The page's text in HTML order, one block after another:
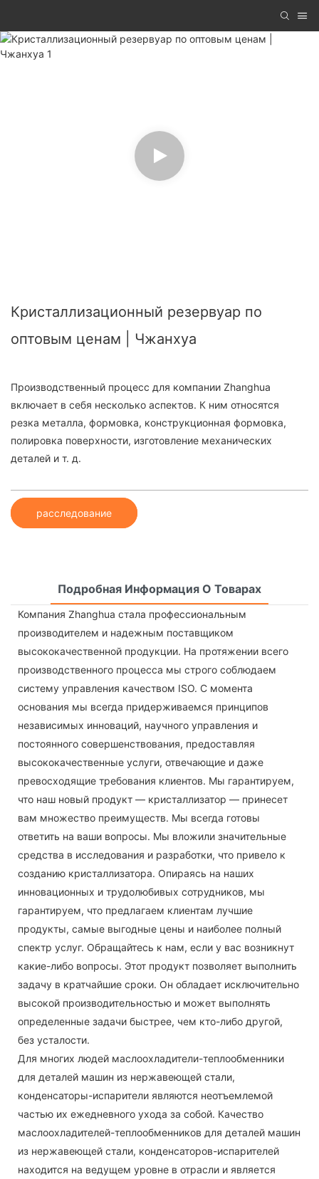
Кристаллизационный резервуар по
оптовым ценам | Чжанхуа
Производственный процесс для компании Zhanghua
включает в себя несколько аспектов. К ним относятся
резка металла, формовка, конструкционная формовка,
полировка поверхности, изготовление механических
деталей и т. д.
расследование
Подробная Информация О Товарах
Компания Zhanghua стала профессиональным
производителем и надежным поставщиком
высококачественной продукции. На протяжении всего
производственного процесса мы строго соблюдаем
систему управления качеством ISO. С момента
основания мы всегда придерживаемся принципов
независимых инноваций, научного управления и
постоянного совершенствования, предоставляя
высококачественные услуги, отвечающие и даже
превосходящие требования клиентов. Мы гарантируем,
что наш новый продукт — кристаллизатор — принесет
вам множество преимуществ. Мы всегда готовы
ответить на ваши вопросы. Мы вложили значительные
средства в исследования и разработки, что привело к
созданию кристаллизатора. Опираясь на наших
инновационных и трудолюбивых сотрудников, мы
гарантируем, что предлагаем клиентам лучшие
продукты, самые выгодные цены и наиболее полный
спектр услуг. Обращайтесь к нам, если у вас возникнут
какие-либо вопросы. Этот продукт позволяет выполнить
задачу в кратчайшие сроки. Он обладает исключительно
высокой производительностью и может выполнять
определенные задачи быстрее, чем кто-либо другой,
без усталости.
Для многих людей маслоохладители-теплообменники
для деталей машин из нержавеющей стали,
конденсаторы-испарители являются неотъемлемой
частью их ежедневного ухода за собой. Качество
маслоохладителей-теплообменников для деталей машин
из нержавеющей стали, конденсаторов-испарителей
находится на ведущем уровне в отрасли и является